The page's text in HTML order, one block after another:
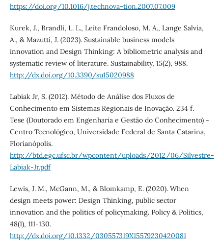
https://doi.org/10.1016/j.technova-tion.2007.07.009
Kurek, J., Brandli, L. L., Leite Frandoloso, M. A., Lange Salvia,
A., & Mazutti, J. (2023). Sustainable business models
innovation and Design Thinking: A bibliometric analysis and
systematic review of literature. Sustainability, 15(2), 988.
http://dx.doi.org/10.3390/su15020988
Labiak Jr, S. (2012). Método de Análise dos Fluxos de
Conhecimento em Sistemas Regionais de Inovação. 234 f.
Tese (Doutorado em Engenharia e Gestão do Conhecimento) -
Centro Tecnológico, Universidade Federal de Santa Catarina,
Florianópolis.
http://btd.egc.ufsc.br/wpcontent/uploads/2012/06/Silvestre-
Labiak-Jr.pdf
Lewis, J. M., McGann, M., & Blomkamp, E. (2020). When
design meets power: Design Thinking, public sector
innovation and the politics of policymaking. Policy & Politics,
48(1), 111-130.
http://dx.doi.org/10.1332/030557319X15579230420081